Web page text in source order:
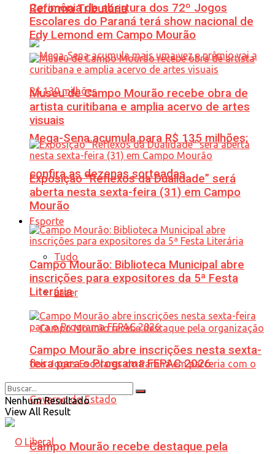
Reforma Tributária
Mega-Sena acumula para R$ 135 milhões;
confira as dezenas sorteadas
Esporte
Tudo
Lazer
Campo Mourão recebe destaque pela
Cerimônia de abertura dos 72º Jogos
Escolares do Paraná terá show nacional de
Edy Lemond em Campo Mourão
Museu de Campo Mourão recebe obra de
artista curitibana e amplia acervo de artes
visuais
Exposição “Reflexos da Dualidade” será
aberta nesta sexta-feira (31) em Campo
Mourão
Campo Mourão: Biblioteca Municipal abre
inscrições para expositores da 5ª Festa
Literária
Campo Mourão abre inscrições nesta sexta-
feira para o Programa FEPAC 2026
Nenhum Resultado
View All Result